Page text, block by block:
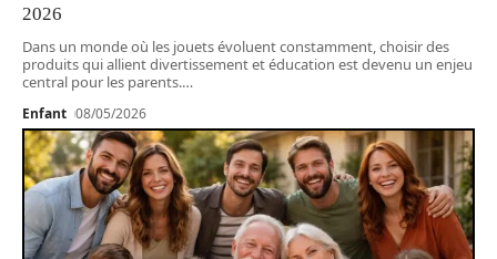
2026
Dans un monde où les jouets évoluent constamment, choisir des
produits qui allient divertissement et éducation est devenu un enjeu
central pour les parents.…
Enfant 08/05/2026